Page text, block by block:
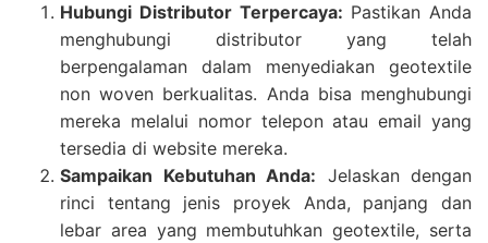
Hubungi Distributor Terpercaya: Pastikan Anda
menghubungi distributor yang telah
berpengalaman dalam menyediakan geotextile
non woven berkualitas. Anda bisa menghubungi
mereka melalui nomor telepon atau email yang
tersedia di website mereka.
Sampaikan Kebutuhan Anda: Jelaskan dengan
rinci tentang jenis proyek Anda, panjang dan
lebar area yang membutuhkan geotextile, serta